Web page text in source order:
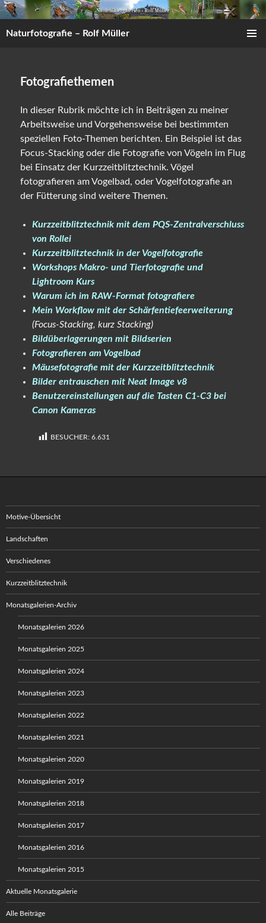
Zum
Inhalt
springen
Naturfotografie – Rolf Müller
Fotografiethemen
In dieser Rubrik möchte ich in Beiträgen zu meiner
Arbeitsweise und Vorgehensweise bei bestimmten
speziellen Foto-Themen berichten. Ein Beispiel ist das
Focus-Stacking oder die Fotografie von Vögeln im Flug
bei Einsatz der Kurzzeitblitztechnik. Vögel
fotografieren am Vogelbad, oder Vogelfotografie an
der Fütterung sind weitere Themen.
Kurzzeitblitztechnik mit dem PQS-Zentralverschluss
von Rollei
Kurzzeitblitztechnik in der Vogelfotografie
Workshops Makro- und Tierfotografie und
Lightroom Kurs
Warum ich im RAW-Format fotografiere
Mein Workflow mit der Schärfentiefeerweiterung
(Focus-Stacking, kurz Stacking)
Bildüberlagerungen mit Bildserien
Fotografieren am Vogelbad
Mäusefotografie mit der Kurzzeitblitztechnik
Bilder entrauschen mit Neat Image v8
Benutzereinstellungen auf die Tasten C1-C3 bei
Canon Kameras
BESUCHER: 6.631
Motive-Übersicht
Landschaften
Verschiedenes
Kurzzeitblitztechnik
Monatsgalerien-Archiv
Monatsgalerien 2026
Monatsgalerien 2025
Monatsgalerien 2024
Monatsgalerien 2023
Monatsgalerien 2022
Monatsgalerien 2021
Monatsgalerien 2020
Monatsgalerien 2019
Monatsgalerien 2018
Monatsgalerien 2017
Monatsgalerien 2016
Monatsgalerien 2015
Aktuelle Monatsgalerie
Alle Beiträge